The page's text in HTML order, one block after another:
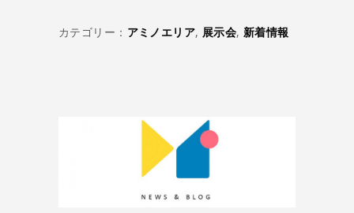
カテゴリー： アミノエリア, 展示会, 新着情報